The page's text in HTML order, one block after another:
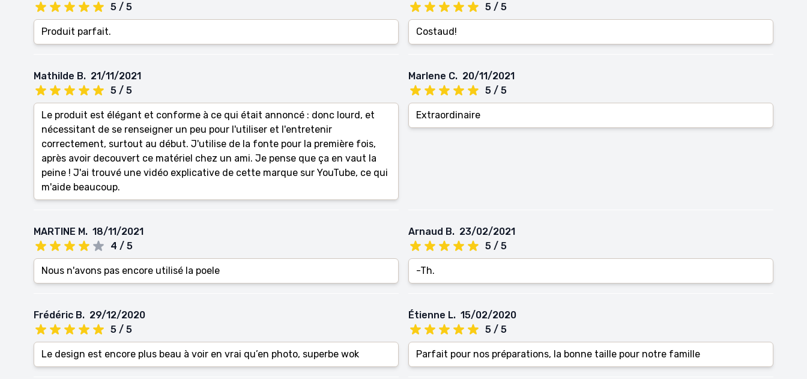
5 / 5
Produit parfait.
5 / 5
Costaud!
Mathilde B. 21/11/2021
5 / 5
Le produit est élégant et conforme à ce qui était annoncé : donc lourd, et
nécessitant de se renseigner un peu pour l'utiliser et l'entretenir
correctement, surtout au début. J'utilise de la fonte pour la première fois,
après avoir decouvert ce matériel chez un ami. Je pense que ça en vaut la
peine ! J'ai trouvé une vidéo explicative de cette marque sur YouTube, ce qui
m'aide beaucoup.
Marlene C. 20/11/2021
5 / 5
Extraordinaire
MARTINE M. 18/11/2021
4 / 5
Nous n'avons pas encore utilisé la poele
Arnaud B. 23/02/2021
5 / 5
-Th.
Frédéric B. 29/12/2020
5 / 5
Le design est encore plus beau à voir en vrai qu’en photo, superbe wok
Étienne L. 15/02/2020
5 / 5
Parfait pour nos préparations, la bonne taille pour notre famille